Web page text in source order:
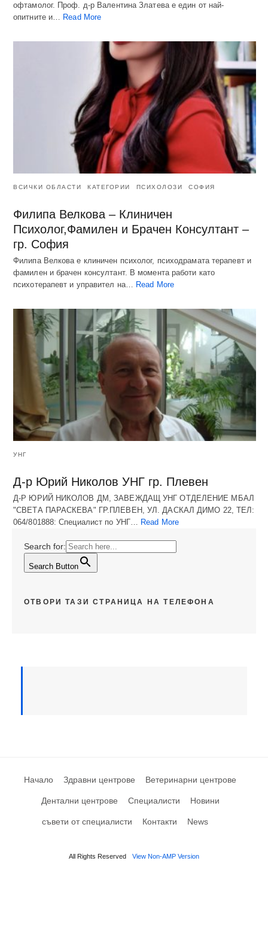
офтамолог. Проф. д-р Валентина Златева е един от най-
опитните и… Read More
ВСИЧКИ ОБЛАСТИ КАТЕГОРИИ ПСИХОЛОЗИ СОФИЯ
Филипа Велкова – Клиничен
Психолог,Фамилен и Брачен Консултант –
гр. София
Филипа Велкова е клиничен психолог, психодрамата терапевт и
фамилен и брачен консултант. В момента работи като
психотерапевт и управител на…
Read More
УНГ
Д-р Юрий Николов УНГ гр. Плевен
Д-Р ЮРИЙ НИКОЛОВ ДМ, ЗАВЕЖДАЩ УНГ ОТДЕЛЕНИЕ МБАЛ
"СВЕТА ПАРАСКЕВА" ГР.ПЛЕВЕН, УЛ. ДАСКАЛ ДИМО 22, ТЕЛ:
064/801888: Специалист по УНГ… Read More
Search for:
Search Button
ОТВОРИ ТАЗИ СТРАНИЦА НА ТЕЛЕФОНА
Начало Здравни центрове Ветеринарни центрове
Дентални центрове Специалисти Новини
съвети от специалисти Контакти News
All Rights Reserved View Non-AMP Version